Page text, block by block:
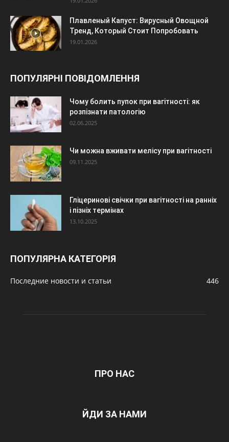
Плавленый Капуст: Вирусный Овощной
Тренд, Который Стоит Попробовать
19.01.2026
ПОПУЛЯРНІ ПОВІДОМЛЕННЯ
Чому болить пупок при вагітності: як
розпізнати патологію
02.06.2025
Чи можна вживати мелісу при вагітності
09.11.2025
Гліцеринові свічки при вагітності на ранніх
і пізніх термінах
13.10.2025
ПОПУЛЯРНА КАТЕГОРІЯ
Последние новости и статьи 446
ПРО НАС
ЙДИ ЗА НАМИ